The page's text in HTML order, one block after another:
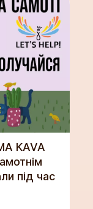
KAVA
під час